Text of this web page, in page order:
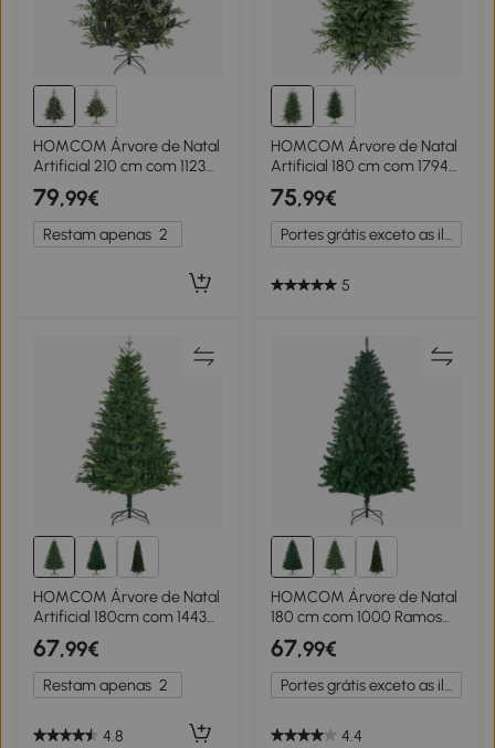
HOMCOM Árvore de Natal
Artificial 210 cm com 1123
Ramos Densos e Suporte
Metálico Dobrável para
Interior Verde
79,99€
Restam apenas 2
HOMCOM Árvore de Natal
Artificial 180 cm com 1794
Ramos Densos Suporte
Metálico Dobrável para
Interior Verde
75,99€
Portes grátis exceto as ilhas
5
HOMCOM Árvore de Natal
Artificial 180cm com 1443
Ramos Folhas de PVC Base
Dobrável e Suporte
Metálico Verde
67,99€
Restam apenas 2
4.8
HOMCOM Árvore de Natal
180 cm com 1000 Ramos
de PVC e Suporte de Aço
Decoração de Natal para
Interior Verde
67,99€
Portes grátis exceto as ilhas
4.4